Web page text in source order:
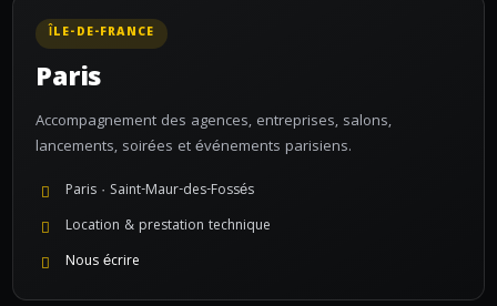
ÎLE-DE-FRANCE
Paris
Accompagnement des agences, entreprises, salons,
lancements, soirées et événements parisiens.
Paris · Saint-Maur-des-Fossés
Location & prestation technique
Nous écrire